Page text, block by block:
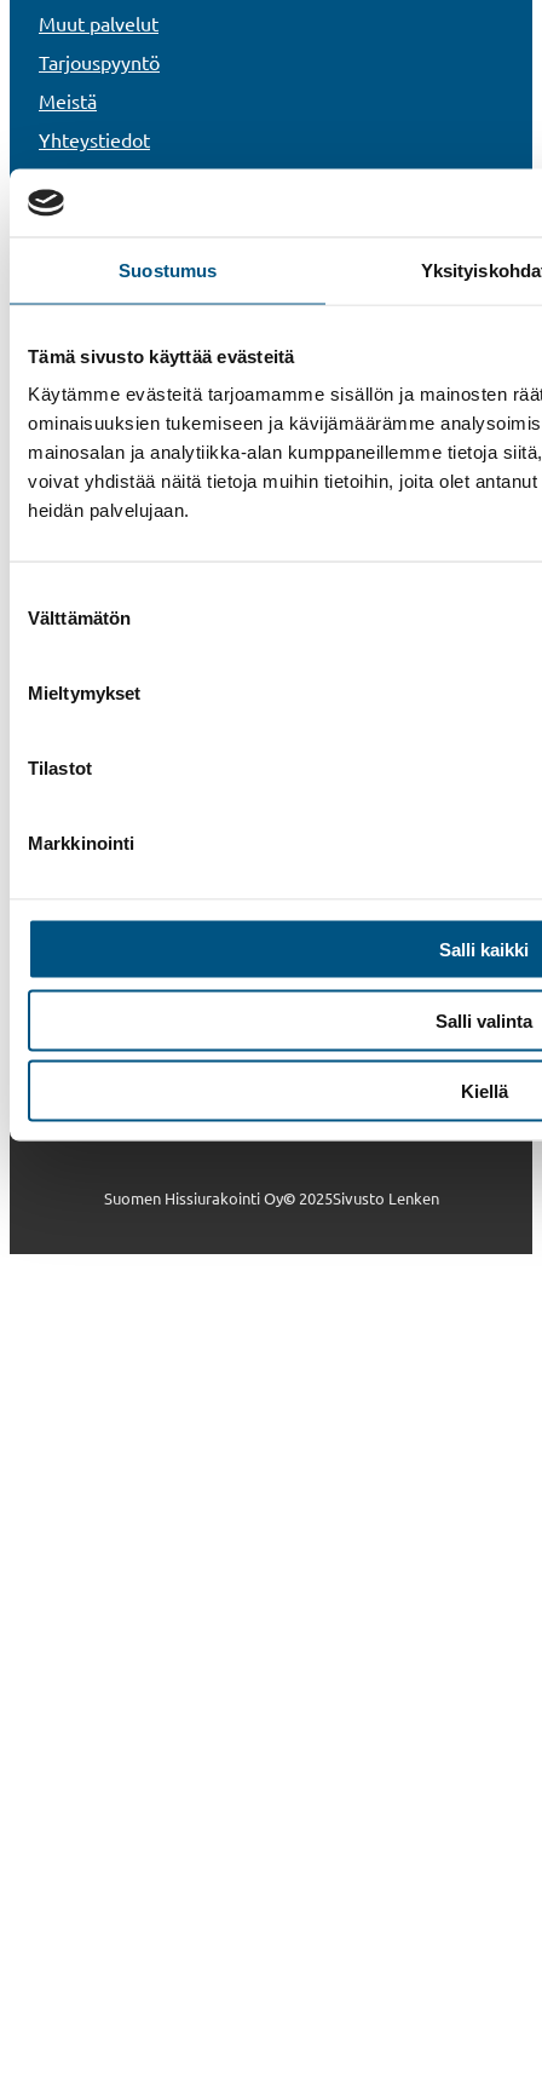
Suostumus
Tämä sivusto käyttää evästeitä
Käytämme evästeitä tarjoamamme sisällön ja mainosten
ominaisuuksien tukemiseen ja kävijämäärämme
mainosalan ja analytiikka-alan kumppaneillemme tietoja
voivat yhdistää näitä tietoja muihin tietoihin, joita olet
heidän palvelujaan.
valinta
Välttämätön
Mieltymykset
Tilastot
Markkinointi
Salli kaikki
Salli valinta
Kiellä
Muut palvelut
Tarjouspyyntö
Meistä
Yhteystiedot
Referenssit
Rekisteri- ja tietosuojaseloste
Tietoa evästeistä
Whistleblower-kanava
Suomen Hissiurakointi Oy©2025Sivusto Lenken